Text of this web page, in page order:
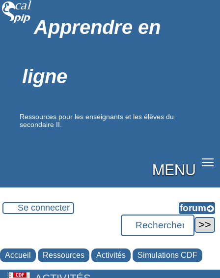
Apprendre en
ligne
Ressources pour les enseignants et les élèves du
secondaire II.
MENU
Se connecter
Accueil Ressources Activités Simulations CDF